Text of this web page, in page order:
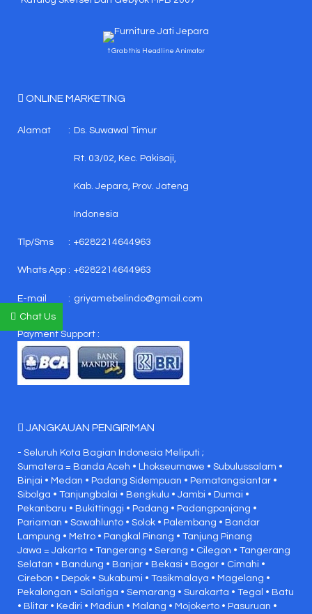
↑ Grab this Headline Animator
ONLINE MARKETING
Alamat : Ds. Suwawal Timur
Rt. 03/02, Kec. Pakisaji,
Kab. Jepara, Prov. Jateng
Indonesia
Tlp/Sms : +6282214644963
Whats App : +6282214644963
E-mail : griyamebelindo@gmail.com
Payment Support :
JANGKAUAN PENGIRIMAN
- Seluruh Kota Bagian Indonesia Meliputi ;
Sumatera = Banda Aceh • Lhokseumawe • Subulussalam •
Binjai • Medan • Padang Sidempuan • Pematangsiantar •
Sibolga • Tanjungbalai • Bengkulu • Jambi • Dumai •
Pekanbaru • Bukittinggi • Padang • Padangpanjang •
Pariaman • Sawahlunto • Solok • Palembang • Bandar
Lampung • Metro • Pangkal Pinang • Tanjung Pinang
Jawa = Jakarta • Tangerang • Serang • Cilegon • Tangerang
Selatan • Bandung • Banjar • Bekasi • Bogor • Cimahi •
Cirebon • Depok • Sukabumi • Tasikmalaya • Magelang •
Pekalongan • Salatiga • Semarang • Surakarta • Tegal • Batu
• Blitar • Kediri • Madiun • Malang • Mojokerto • Pasuruan •
Chat Us